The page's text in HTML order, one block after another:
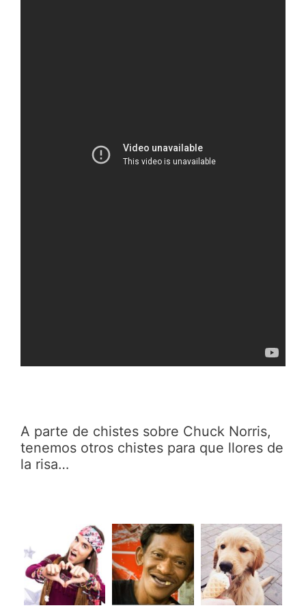
A parte de chistes sobre Chuck Norris,
tenemos otros chistes para que llores de
la risa…